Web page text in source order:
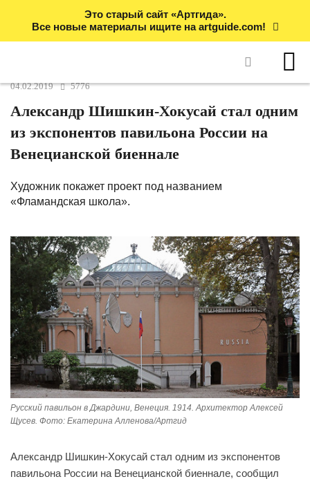
Это старый сайт «Артгида».
Все новые материалы ищите на artguide.com!
04.02.2019 5776
Александр Шишкин-Хокусай стал одним
из экспонентов павильона России на
Венецианской биеннале
Художник покажет проект под названием
«Фламандская школа».
Русский павильон в Джардини, Венеция. 1914. Архитектор Алексей
Щусев. Фото: Екатерина Алленова/Артгид
Александр Шишкин-Хокусай стал одним из экспонентов
павильона России на Венецианской биеннале, сообщил